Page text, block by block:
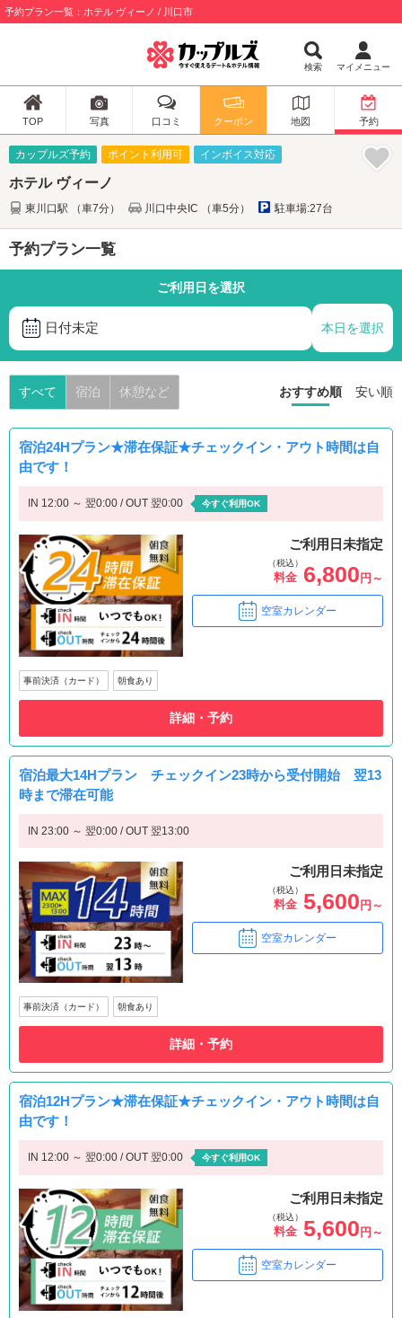
予約プラン一覧：ホテル ヴィーノ / 川口市
検索 マイメニュー
TOP 写真 口コミ クーポン 地図 予約
カップルズ予約 ポイント利用可 インボイス対応
ホテル ヴィーノ
東川口駅 （車7分） 川口中央IC （車5分） 駐車場:27台
予約プラン一覧
ご利用日を選択
日付未定 本日を選択
すべて 宿泊 休憩など おすすめ順 安い順
宿泊24Hプラン★滞在保証★チェックイン・アウト時間は自
由です！
IN 12:00 ～ 翌0:00 / OUT 翌0:00 今すぐ利用OK
ご利用日未指定
（税込）
料金 6,800 円～
空室カレンダー
事前決済（カード） 朝食あり
詳細・予約
宿泊最大14Hプラン チェックイン23時から受付開始 翌13
時まで滞在可能
IN 23:00 ～ 翌0:00 / OUT 翌13:00
ご利用日未指定
（税込）
料金 5,600円～
空室カレンダー
事前決済（カード） 朝食あり
詳細・予約
宿泊12Hプラン★滞在保証★チェックイン・アウト時間は自
由です！
IN 12:00 ～ 翌0:00 / OUT 翌0:00 今すぐ利用OK
ご利用日未指定
（税込）
料金 5,600 円～
空室カレンダー